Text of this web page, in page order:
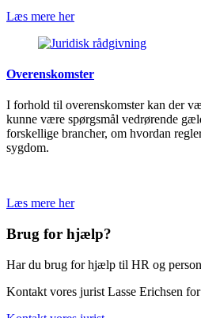
Læs mere her
Overenskomster
I forhold til overenskomster kan der
kunne være spørgsmål vedrørende
forskellige brancher, om hvordan
sygdom.
Læs mere her
Brug for hjælp?
Har du brug for hjælp til HR og
Kontakt vores jurist Lasse Erichsen